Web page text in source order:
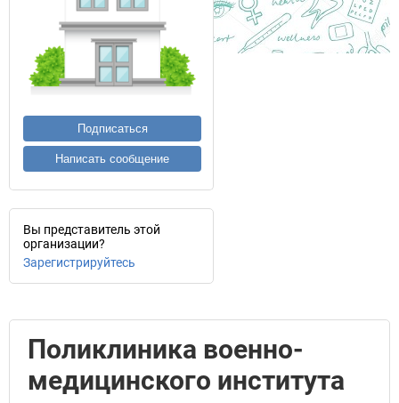
Подписаться
Написать сообщение
Вы представитель этой
организации?
Зарегистрируйтесь
Поликлиника военно-
медицинского института